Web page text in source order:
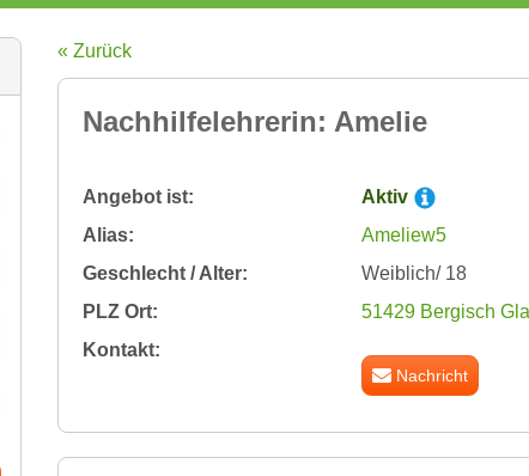
« Zurück
Nachhilfelehrerin: Amelie
Angebot ist:
Aktiv
Alias:
Ameliew5
Geschlecht / Alter:
Weiblich/ 18
PLZ Ort:
51429 Bergisch
Kontakt:
Nachricht